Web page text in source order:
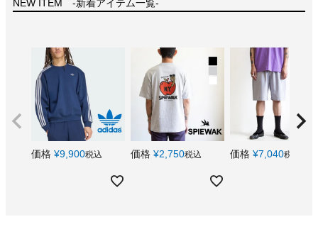
NEW ITEM -新着アイテム一覧-
価格 ¥9,900税込 価格 ¥2,750税込 価格 ¥7,040税込